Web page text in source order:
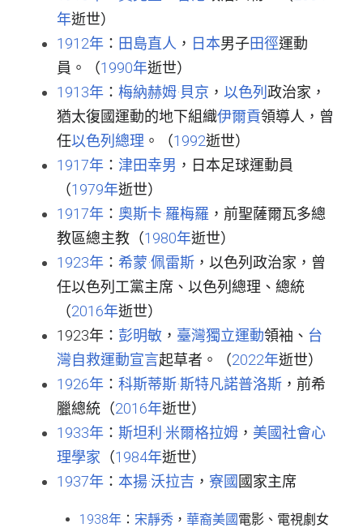
年逝世）
1912年 ： 田島直人 ， 日本男子田徑運動
員。（1990年逝世）
1913年 ： 梅納赫姆·貝京 ， 以色列 政治家，
猶太復國運動的地下組織伊爾貢領導人，曾
任以色列總理 。（1992逝世）
1917年 ： 津田幸男 ，日本足球運動員
（1979年逝世）
1917年 ： 奧斯卡·羅梅羅 ，前聖薩爾瓦多總
教區總主教（1980年逝世）
1923年 ： 希蒙·佩雷斯 ，以色列政治家，曾
任以色列工黨主席、以色列總理、總統
（2016年逝世）
1923年： 彭明敏 ， 臺灣獨立運動領袖、 台
灣自救運動宣言起草者。（2022年逝世）
1926年 ： 科斯蒂斯·斯特凡諾普洛斯 ，前希
臘總統（2016年逝世）
1933年 ： 斯坦利·米爾格拉姆 ， 美國社會心
理學家 （1984年逝世）
1937年 ： 本揚·沃拉吉 ， 寮國 國家主席
1938年 ： 宋靜秀 ， 華裔美國電影、電視劇女